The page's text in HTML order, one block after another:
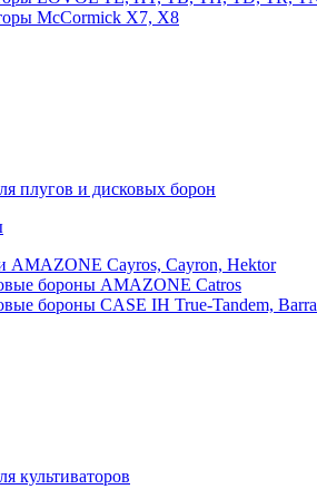
McCormick X7, X8
плугов и дисковых борон
AMAZONE Cayros, Cayron, Hektor
бороны AMAZONE Catros
бороны CASE IH True-Tandem,
культиваторов